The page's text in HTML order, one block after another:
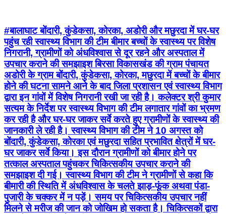
#बालाघाट बोंदारी, कुंडेकसा, कोरका, अडोरी और मछुरदा में घर-घर
पहुंच रही स्वास्थ्य विभाग की टीम बीमार बच्चों के स्वास्थ्य पर विशेष
निगरानी, ग्रामीणों को अंधविश्वास से दूर रहने और अस्पताल में
उपचार कराने की समझाइश बिरसा विकासखंड की ग्राम पंचायत
अडोरी के ग्राम बोंदारी, कुंडेकसा, कोरका, मछुरदा में बच्चों के बीमार
होने की घटना सामने आने के बाद जिला प्रशासन एवं स्वास्थ्य विभाग
द्वारा इन गांवों में विशेष निगरानी रखी जा रही है। कलेक्टर श्री कुमार
सत्यम के निर्देश पर स्वास्थ्य विभाग की टीम लगातार गांवों का भ्रमण
कर रही है और घर-घर जाकर सर्वे करते हुए ग्रामीणों के स्वास्थ्य की
जानकारी ले रही है। स्वास्थ्य विभाग की टीम ने 10 अगस्त को
बोंदारी, कुंडेकसा, कोरका एवं मछुरदा सहित प्रभावित क्षेत्रों में घर-
घर जाकर सर्वे किया। इस दौरान ग्रामीणों को बीमार होने पर
तत्काल अस्पताल पहुंचकर चिकित्सकीय उपचार कराने की
समझाइश दी गई। स्वास्थ्य विभाग की टीम ने ग्रामीणों से कहा कि
बीमारी की स्थिति में अंधविश्वास के चलते झाड़-फूंक अथवा पंडा-
पुजारी के चक्कर में न पड़ें। समय पर चिकित्सकीय उपचार नहीं
मिलने से मरीज की जान को जोखिम हो सकता है। चिकित्सकों द्वारा